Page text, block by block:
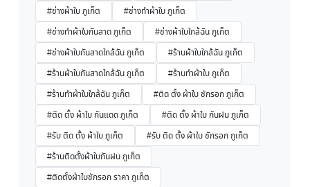
#ช่างผ้าใบ ภูเก็ต
#ช่างทำผ้าใบ ภูเก็ต
#ช่างทำผ้าใบกันสาด ภูเก็ต
#ช่างผ้าใบใกล้ฉัน ภูเก็ต
#ช่างผ้าใบกันสาดใกล้ฉัน ภูเก็ต
#ร้านผ้าใบใกล้ฉัน ภูเก็ต
#ร้านผ้าใบกันสาดใกล้ฉัน ภูเก็ต
#ร้านทำผ้าใบ ภูเก็ต
#ร้านทำผ้าใบใกล้ฉัน ภูเก็ต
#ติด ตั้ง ผ้าใบ ชักรอก ภูเก็ต
#ติด ตั้ง ผ้าใบ กันแดด ภูเก็ต
#ติด ตั้ง ผ้าใบ กันฝน ภูเก็ต
#รับ ติด ตั้ง ผ้าใบ ภูเก็ต
#รับ ติด ตั้ง ผ้าใบ ชักรอก ภูเก็ต
#ร้านติดตั้งผ้าใบกันฝน ภูเก็ต
#ติดตั้งผ้าใบชักรอก ราคา ภูเก็ต